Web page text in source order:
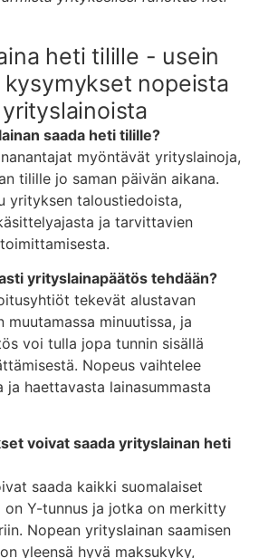
heti tilille - usein
nopeista
yrityslainoista
saada heti tilille?
myöntävät yrityslainoja,
tilille jo saman päivän aikana.
yrityksen taloustiedoista,
ja tarvittavien
yrityslainapäätös tehdään?
tekevät alustavan
muutamassa minuutissa, ja
voi tulla jopa tunnin sisällä
Nopeus vaihtelee
ja haettavasta lainasummasta
voivat saada yrityslainan heti
saada kaikki suomalaiset
Y-tunnus ja jotka on merkitty
Nopean yrityslainan saamisen
yleensä hyvä maksukyky,